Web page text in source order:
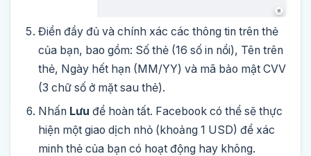
Điền đầy đủ và chính xác các thông tin trên thẻ
của bạn, bao gồm: Số thẻ (16 số in nổi), Tên trên
thẻ, Ngày hết hạn (MM/YY) và mã bảo mật CVV
(3 chữ số ở mặt sau thẻ).
Nhấn Lưu để hoàn tất. Facebook có thể sẽ thực
hiện một giao dịch nhỏ (khoảng 1 USD) để xác
minh thẻ của bạn có hoạt động hay không.